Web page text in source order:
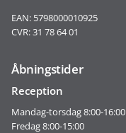
EAN: 5798000010925
CVR: 31 78 64 01
Åbningstider
Reception
Mandag-torsdag 8:00-16:00
Fredag 8:00-15:00